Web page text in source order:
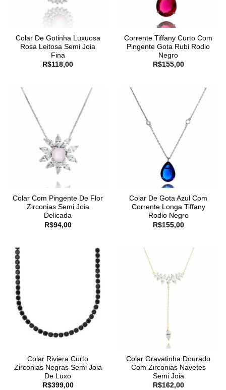
Colar De Gotinha Luxuosa
Rosa Leitosa Semi Joia
Fina
R$118,00
Corrente Tiffany Curto Com
Pingente Gota Rubi Rodio
Negro
R$155,00
Colar Com Pingente De Flor
Zirconias Semi Joia
Delicada
R$94,00
Colar De Gota Azul Com
Corrente Longa Tiffany
Rodio Negro
R$155,00
Colar Riviera Curto
Zirconias Negras Semi Joia
De Luxo
R$399,00
Colar Gravatinha Dourado
Com Zirconias Navetes
Semi Joia
R$162,00